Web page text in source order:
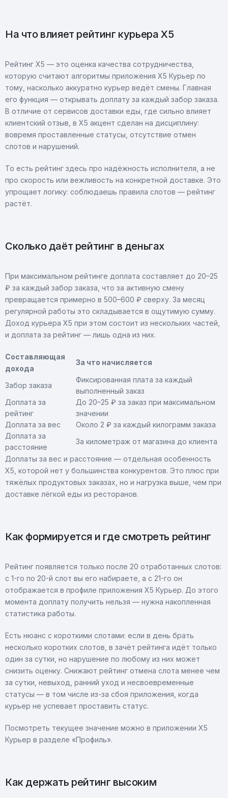
На что влияет рейтинг курьера X5
Рейтинг X5 — это оценка качества сотрудничества,
которую считают алгоритмы приложения X5 Курьер по
тому, насколько аккуратно курьер ведёт смены. Главная
его функция — открывать доплату за каждый забор заказа.
В отличие от сервисов доставки еды, где сильно влияет
клиентский отзыв, в X5 акцент сделан на дисциплину:
вовремя проставленные статусы, отсутствие отмен
слотов и нарушений.
То есть рейтинг здесь про надёжность исполнителя, а не
про скорость или вежливость на конкретной доставке. Это
упрощает логику: соблюдаешь правила слотов — рейтинг
растёт.
Сколько даёт рейтинг в деньгах
При максимальном рейтинге доплата составляет до 20–25
₽ за каждый забор заказа, что за активную смену
превращается примерно в 500–600 ₽ сверху. За месяц
регулярной работы это складывается в ощутимую сумму.
Доход курьера X5 при этом состоит из нескольких частей,
и доплата за рейтинг — лишь одна из них.
Составляющая
дохода
За что начисляется
Забор заказа
Фиксированная плата за каждый
выполненный заказ
Доплата за
рейтинг
До 20–25 ₽ за заказ при максимальном
значении
Доплата за вес
Около 2 ₽ за каждый килограмм заказа
Доплата за
расстояние
За километраж от магазина до клиента
Доплаты за вес и расстояние — отдельная особенность
X5, которой нет у большинства конкурентов. Это плюс при
тяжёлых продуктовых заказах, но и нагрузка выше, чем при
доставке лёгкой еды из ресторанов.
Как формируется и где смотреть рейтинг
Рейтинг появляется только после 20 отработанных слотов:
с 1-го по 20-й слот вы его набираете, а с 21-го он
отображается в профиле приложения X5 Курьер. До этого
момента доплату получить нельзя — нужна накопленная
статистика работы.
Есть нюанс с короткими слотами: если в день брать
несколько коротких слотов, в зачёт рейтинга идёт только
один за сутки, но нарушение по любому из них может
снизить оценку. Снижают рейтинг отмена слота менее чем
за сутки, невыход, ранний уход и несвоевременные
статусы — в том числе из-за сбоя приложения, когда
курьер не успевает проставить статус.
Посмотреть текущее значение можно в приложении X5
Курьер в разделе «Профиль».
Как держать рейтинг высоким